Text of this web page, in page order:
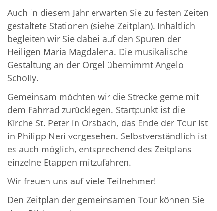
Auch in diesem Jahr erwarten Sie zu festen Zeiten
gestaltete Stationen (siehe Zeitplan). Inhaltlich
begleiten wir Sie dabei auf den Spuren der
Heiligen Maria Magdalena. Die musikalische
Gestaltung an der Orgel übernimmt Angelo
Scholly.
Gemeinsam möchten wir die Strecke gerne mit
dem Fahrrad zurücklegen. Startpunkt ist die
Kirche St. Peter in Orsbach, das Ende der Tour ist
in Philipp Neri vorgesehen. Selbstverständlich ist
es auch möglich, entsprechend des Zeitplans
einzelne Etappen mitzufahren.
Wir freuen uns auf viele Teilnehmer!
Den Zeitplan der gemeinsamen Tour können Sie